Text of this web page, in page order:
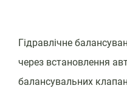
Гідравлічне
через встановлення
балансувальних